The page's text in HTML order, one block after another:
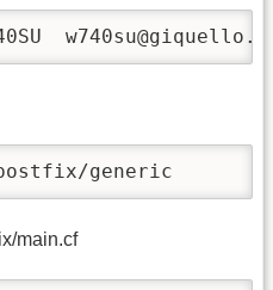
generic
main.cf